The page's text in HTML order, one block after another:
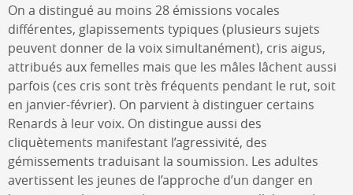
On a distingué au moins 28 émissions vocales
différentes, glapissements typiques (plusieurs sujets
peuvent donner de la voix simultanément), cris aigus,
attribués aux femelles mais que les mâles lâchent aussi
parfois (ces cris sont très fréquents pendant le rut, soit
en janvier-février). On parvient à distinguer certains
Renards à leur voix. On distingue aussi des
cliquètements manifestant l’agressivité, des
gémissements traduisant la soumission. Les adultes
avertissent les jeunes de l’approche d’un danger en